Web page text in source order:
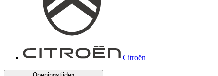
Citroën